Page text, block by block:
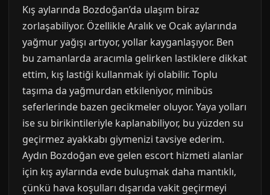
Kış aylarında Bozdoğan’da ulaşım biraz
zorlaşabiliyor. Özellikle Aralık ve Ocak aylarında
yağmur yağışı artıyor, yollar kayganlaşıyor. Ben
bu zamanlarda aracımla gelirken lastiklere dikkat
ettim, kış lastiği kullanmak iyi olabilir. Toplu
taşıma da yağmurdan etkileniyor, minibüs
seferlerinde bazen gecikmeler oluyor. Yaya yolları
ise su birikintileriyle kaplanabiliyor, bu yüzden su
geçirmez ayakkabı giymenizi tavsiye ederim.
Aydın Bozdoğan eve gelen escort hizmeti alanlar
için kış aylarında evde buluşmak daha mantıklı,
çünkü hava koşulları dışarıda vakit geçirmeyi